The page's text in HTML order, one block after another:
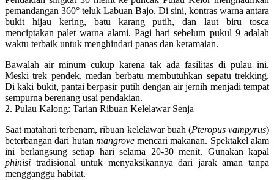
pemandangan 360° teluk Labuan Bajo. Di sini, kontras warna antara
bukit hijau kering, batu karang putih, dan laut biru tosca
menciptakan palet warna alami. Pagi hari sebelum pukul 9 adalah
waktu terbaik untuk menghindari panas dan keramaian.
Bawalah air minum cukup karena tak ada fasilitas di pulau ini.
Meski trek pendek, medan berbatu membutuhkan sepatu trekking.
Di kaki bukit, pantai berpasir putih dengan air jernih menjadi tempat
sempurna berenang usai pendakian.
2. Pulau Kalong: Tarian Ribuan Kelelawar Senja
Saat matahari terbenam, ribuan kelelawar buah (Pteropus vampyrus)
beterbangan dari hutan mangrovemencari makanan. Spektakel alam
ini berlangsung setiap hari selama 20-30 menit. Gunakan kapal
phinisi tradisional untuk menyaksikannya dari jarak aman tanpa
mengganggu habitat.